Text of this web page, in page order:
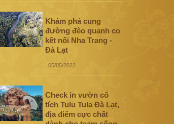
Khám phá cung
đường đèo quanh co
kết nối Nha Trang -
Đà Lạt
05/05/2023.
Check in vườn cổ
tích Tulu Tula Đà Lạt,
địa điểm cực chất